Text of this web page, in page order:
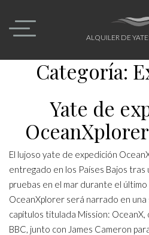
content
ALQUILER DE
Categoría:
Yate de
El lujoso yate de expedición
entregado en los Países Bajos
pruebas en el mar durante el último
OceanXplorer será narrado en
capítulos titulada Mission: OceanX,
BBC, junto con James Cameron